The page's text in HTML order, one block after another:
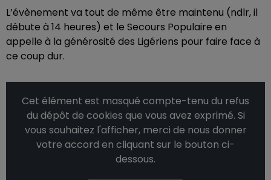
L’évènement va tout de même être maintenu (ndlr, il
débute à 14 heures) et le Secours Populaire en
appelle à la générosité des Ligériens pour faire face à
ce coup dur.
Cet élément est masqué compte-tenu du refus
du dépôt de cookies que vous avez exprimé. Si
vous souhaitez l'afficher, merci de nous donner
votre accord en cliquant sur le bouton ci-
dessous.